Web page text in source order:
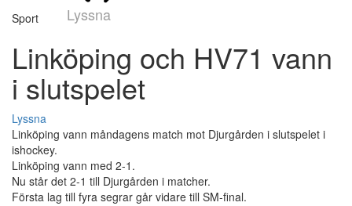
Lyssna
Sport
Linköping och HV71 vann
i slutspelet
Lyssna
Linköping vann måndagens match mot Djurgården i slutspelet i
ishockey.
Linköping vann med 2-1.
Nu står det 2-1 till Djurgården i matcher.
Första lag till fyra segrar går vidare till SM-final.